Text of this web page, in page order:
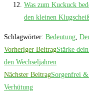
Was zum Kuckuck
den kleinen
Schlagwörter: Bedeutung
Weitere
Artikel
ansehen
Vorheriger BeitragStärke
den Wechseljahren
Nächster BeitragSorgenfrei
Verhütung